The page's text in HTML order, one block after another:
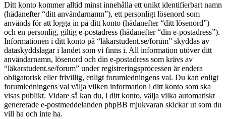
Ditt konto kommer alltid minst innehålla ett unikt identifierbart namn
(hädanefter “ditt användarnamn”), ett personligt lösenord som
används för att logga in på ditt konto (hädanefter “ditt lösenord”)
och en personlig, giltig e-postadress (hädanefter “din e-postadress”).
Informationen i ditt konto på “läkarstudent.se/forum” skyddas av
dataskyddslagar i landet som vi finns i. All information utöver ditt
användarnamn, lösenord och din e-postadress som krävs av
“läkarstudent.se/forum” under registreringsprocessen är endera
obligatorisk eller frivillig, enligt forumledningens val. Du kan enligt
forumledningens val välja vilken information i ditt konto som ska
visas publikt. Vidare så kan du, i ditt konto, välja vilka automatiskt
genererade e-postmeddelanden phpBB mjukvaran skickar ut som du
vill ha och inte ha.